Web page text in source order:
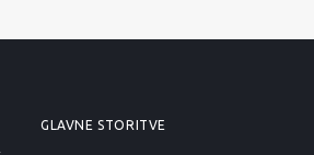
GLAVNE STORITVE